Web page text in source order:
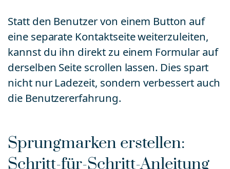
Statt den Benutzer von einem Button auf
eine separate Kontaktseite weiterzuleiten,
kannst du ihn direkt zu einem Formular auf
derselben Seite scrollen lassen. Dies spart
nicht nur Ladezeit, sondern verbessert auch
die Benutzererfahrung.
Sprungmarken erstellen:
Schritt-für-Schritt-Anleitung